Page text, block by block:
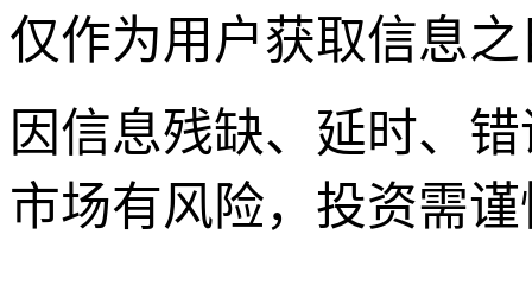
仅作为用户获取信息
因信息残缺、延时、
市场有风险，投资需